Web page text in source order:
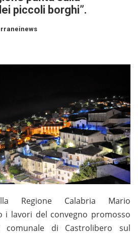
piccoli borghi”.
Regione Calabria Mario
i lavori del convegno promosso
comunale di Castrolibero sul